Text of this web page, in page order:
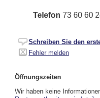
Telefon 73 60 60
Schreiben Sie den
Fehler melden
Öffnungszeiten
Wir haben keine